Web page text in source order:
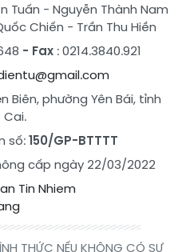
Tuấn - Nguyễn Thành Nam
Chiến - Trần Thu Hiền
- Fax : 0214.3840.921
Biên, phường Yên Bái, tỉnh
Cai.
số:150/GP-BTTTT
cấp ngày 22/03/2022
THỨC NẾU KHÔNG CÓ SỰ